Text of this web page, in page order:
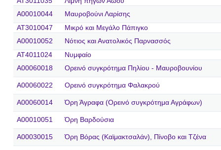
A00010044
Μαυροβούνι Λαρίσης
AT3010047
Μικρό και Μεγάλο Πάπιγκο
A00010052
Νότιος και Ανατολικός Παρνασσός
AT4011024
Νυμφαίο
A00060018
Ορεινό συγκρότημα Πηλίου - Μαυροβουνίου
A00060022 Ορεινό συγκρότημα Φαλακρού
A00060014 Όρη Άγραφα (Ορεινό συγκρότημα Αγράφων)
A00010051 Όρη Βαρδούσια
A00030015 Όρη Βόρας (Καϊμακτσαλάν), Πίνοβο και Τζένα